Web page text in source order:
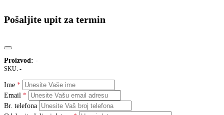
Pošaljite upit za termin
Proizvod: -
SKU: -
Ime
Email
Br. telefona